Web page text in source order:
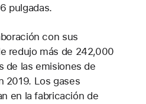
pulgadas.
con sus
redujo más de 242,000
de las emisiones de
2019. Los gases
en la fabricación de